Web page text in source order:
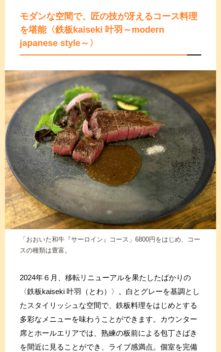
モダンな空間で、匠の技が冴えるコース料理
を堪能〈鉄板kaiseki 叶羽～modern
japanese style～〉
「おおいた和牛『サーロイン』コース」6800円をはじめ、コー
スの種類は豊富。
2024年６月、移転リニューアルを果たしたばかりの
〈鉄板kaiseki 叶羽（とわ）〉。白とグレーを基調とし
たスタイリッシュな空間で、鉄板料理をはじめとする
多彩なメニューを味わうことができます。カウンター
席とホールエリアでは、熟練の板前による包丁さばき
を間近に見ることができ、ライブ感満点。個室を完備